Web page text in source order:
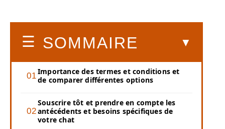
SOMMAIRE
Importance des termes et conditions et
de comparer différentes options
Souscrire tôt et prendre en compte les
antécédents et besoins spécifiques de
votre chat